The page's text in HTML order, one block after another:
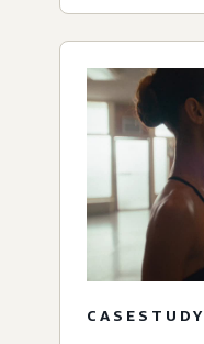
CASESTUDY